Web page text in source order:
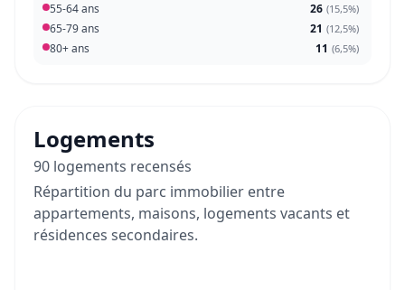
55-64 ans 26 (15,5%)
65-79 ans 21 (12,5%)
80+ ans 11 (6,5%)
Logements
90 logements recensés
Répartition du parc immobilier entre
appartements, maisons, logements vacants et
résidences secondaires.